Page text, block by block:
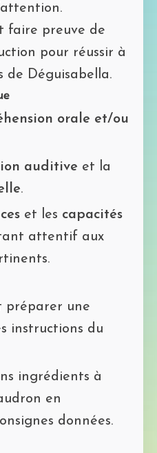
faire preuve de
pour réussir à
de Déguisabella.
orale et/ou
auditive et la
.
et les capacités
attentif aux
préparer une
instructions du
ingrédients à
en
données.